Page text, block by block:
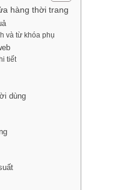
hàng thời trang
và từ khóa phụ
tiết
dùng